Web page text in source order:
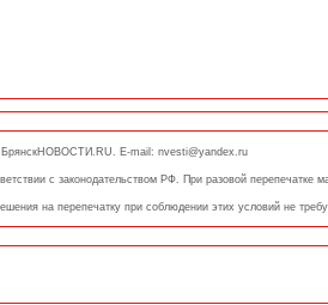
E-mail: nvesti@yandex.ru
с законодательством РФ. При разовой
на перепечатку при соблюдении этих условий не